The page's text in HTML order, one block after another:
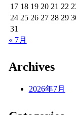
17 18 19 20 21 22
24 25 26 27 28 29
31
« 7月
Archives
2026年7月